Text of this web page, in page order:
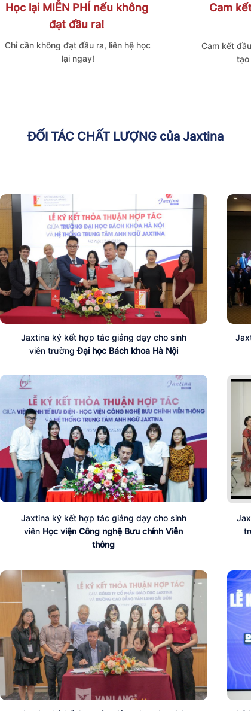
Học lại MIỄN PHÍ nếu không
đạt đầu ra!
Chỉ cần không đạt đầu ra, liên hệ học
lại ngay!
Cam
Cam kết
tạo
ĐỐI TÁC CHẤT LƯỢNG của Jaxtina
Jaxtina ký kết hợp tác giảng dạy cho sinh
viên trườngĐại học Bách khoa Hà Nội
Jaxtina ký kết hợp tác giảng dạy cho sinh
viên Học viện Công nghệ Bưu chính Viễn
thông